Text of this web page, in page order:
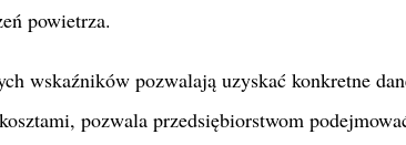
powietrza.
wskaźników pozwalają uzyskać konkretne
pozwala przedsiębiorstwom